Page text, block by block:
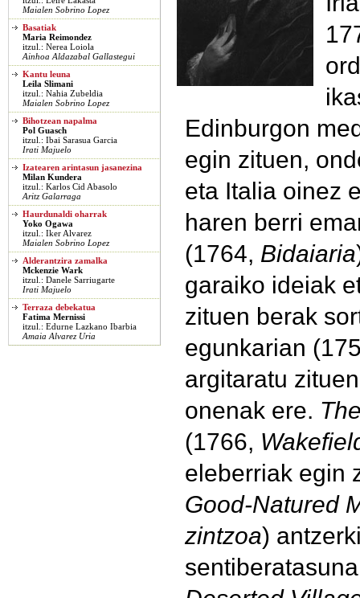
Edinburgon
egin zituen,
eta Italia oinez
haren berri
(1764, Bidaiaria
garaiko ideiak
zituen berak
egunkarian
argitaratu
onenak ere.
(1766,
eleberriak egin
Good-Natured
zintzoa)
Maialen Sobrino Lopez
Basatiak
Maria Reimondez
itzul.: Nerea Loiola
Ainhoa Aldazabal Gallastegui
Kantu leuna
Leila Slimani
itzul.: Nahia Zubeldia
Maialen Sobrino Lopez
Bihotzean napalma
Pol Guasch
itzul.: Ibai Sarasua Garcia
Irati Majuelo
Izatearen arintasun jasanezina
Milan Kundera
itzul.: Karlos Cid Abasolo
Aritz Galarraga
Haurdunaldi oharrak
Yoko Ogawa
itzul.: Iker Alvarez
Maialen Sobrino Lopez
Alderantzira zamalka
Mckenzie Wark
itzul.: Danele Sarriugarte
Irati Majuelo
Terraza debekatua
Fatima Mernissi
itzul.: Edurne Lazkano Ibarbia
Amaia Alvarez Uria